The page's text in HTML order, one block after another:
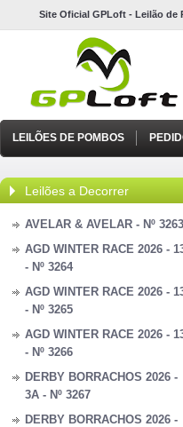
Site Oficial GPLoft - Leilão de
LEILÕES DE POMBOS
Leilões a Decorrer
AVELAR & AVELAR - Nº 3263
AGD WINTER RACE 2026 -
- Nº 3264
AGD WINTER RACE 2026 -
- Nº 3265
AGD WINTER RACE 2026 -
- Nº 3266
DERBY BORRACHOS 2026 -
3A - Nº 3267
DERBY BORRACHOS 2026 -